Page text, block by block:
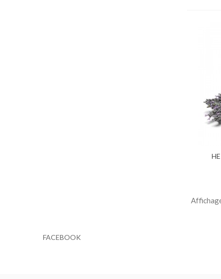
FACEBOOK